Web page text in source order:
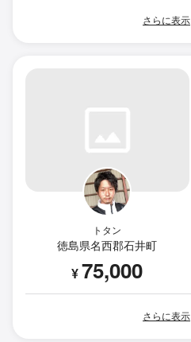
さらに表示
トタン
徳島県名西郡石井町
¥75,000
さらに表示